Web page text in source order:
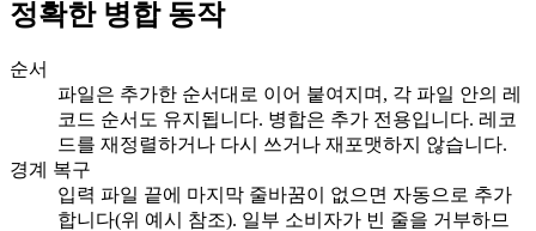
정확한 병합 동작
순서
파일은 추가한 순서대로 이어 붙여지며, 각 파일 안의 레
코드 순서도 유지됩니다. 병합은 추가 전용입니다. 레코
드를 재정렬하거나 다시 쓰거나 재포맷하지 않습니다.
경계 복구
입력 파일 끝에 마지막 줄바꿈이 없으면 자동으로 추가
합니다(위 예시 참조). 일부 소비자가 빈 줄을 거부하므